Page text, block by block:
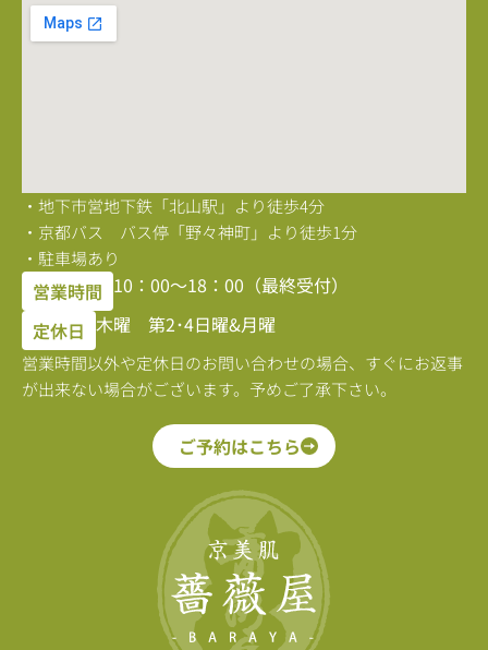
・地下市営地下鉄「北山駅」より徒歩4分
・京都バス バス停「野々神町」より徒歩1分
・駐車場あり
営業時間 10：00〜18：00（最終受付）
定休日 木曜 第2･4日曜&月曜
営業時間以外や定休日のお問い合わせの場合、すぐにお返事
が出来ない場合がございます。予めご了承下さい。
ご予約はこちら